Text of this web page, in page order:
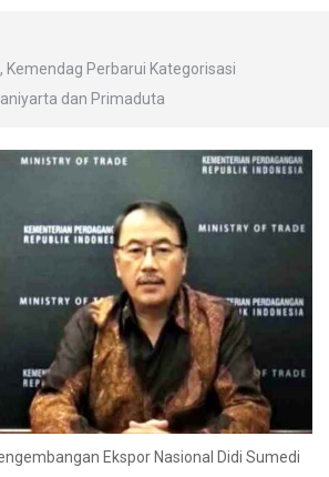
Kemendag Perbarui Kategorisasi
dan Primaduta
Ekspor Nasional Didi Sumedi